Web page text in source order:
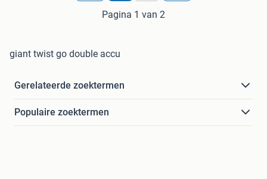
Pagina 1 van 2
giant twist go double accu
Gerelateerde zoektermen
Populaire zoektermen